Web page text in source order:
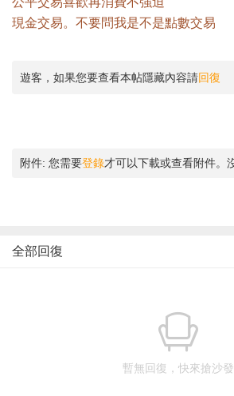
現金交易。不要問我是不是點數交易
遊客，如果您要查看本帖隱藏內容請回復
附件: 您需要登錄才可以下載或查看附件。
全部回復
暫無回復，快來搶沙發